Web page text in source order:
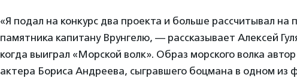
«Я подал на конкурс два проекта и больше рассчитывал
памятника капитану Врунгелю, — рассказывает Алексей
когда выиграл «Морской волк». Образ морского волка автор
актера Бориса Андреева, сыгравшего боцмана в одном из